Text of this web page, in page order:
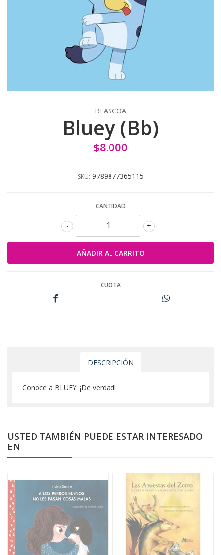
BEASCOA
Bluey (Bb)
$8.000
SKU: 9789877365115
CANTIDAD
+
-
CUOTA
DESCRIPCIÓN
Conoce a BLUEY. ¡De verdad!
USTED TAMBIÉN PUEDE ESTAR INTERESADO
EN